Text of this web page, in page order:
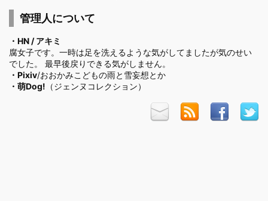
管理人について
・HN / アキミ
腐女子です。一時は足を洗えるような気がしてましたが気のせい
でした。 最早後戻りできる気がしません。
・ Pixiv/おおかみこどもの雨と雪妄想とか
・ 萌Dog! （ジェンヌコレクション）